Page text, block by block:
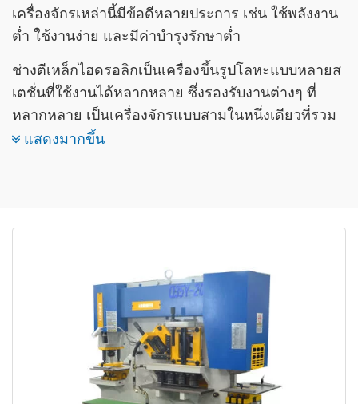
เครื่องจักรเหล่านี้มีข้อดีหลายประการ เช่น ใช้พลังงาน
ต่ำ ใช้งานง่าย และมีค่าบำรุงรักษาต่ำ
ช่างตีเหล็กไฮดรอลิกเป็นเครื่องขึ้นรูปโลหะแบบหลายส
เตชั่นที่ใช้งานได้หลากหลาย ซึ่งรองรับงานต่างๆ ที่
หลากหลาย เป็นเครื่องจักรแบบสามในหนึ่งเดียวที่รวม
เอาฟังก์ชันการเจาะ การบาก และการตัดเข้าไว้ด้วยกัน
ตัวดำเนินการเดี่ยวหรือคู่ ความสะดวก ความง่ายใน
หลักในสภาพแวดล้อมการผลิตที่หลากหลาย
เครื่องตีเหล็กไฮดรอลิกสำหรับขายนั้นปกติขับเคลื่อน
ด้วยไฮดรอลิก เครื่องเจาะและตัดซึ่งสามารถตัด เจาะ
บาก และโค้งงอวัสดุได้ทุกชนิด เช่น จาน แท่งแบน แท่ง
สี่เหลี่ยม แท่งกลม เท่ากัน มุม ช่อง ไอบีม และอื่นๆ
เครื่องจักรสำหรับช่างเหล็กไฮดรอลิกเป็นอุปกรณ์ที่
แสดงมากขึ้น